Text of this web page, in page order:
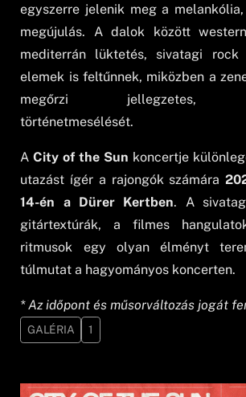
egyszerre jelenik meg a
megújulás. A dalok között
mediterrán lüktetés, sivatagi rock
elemek is feltűnnek, miközben a
megőrzi jellegzetes,
történetmesélését.
ACity of the Sun koncertje
utazást ígér a rajongók számára
14-én a Dürer Kertben. A
gitártextúrák, a filmes
ritmusok egy olyan élményt
túlmutat a hagyományos koncerten.
* Az időpont és műsorváltozás jogát
GALÉRIA 1